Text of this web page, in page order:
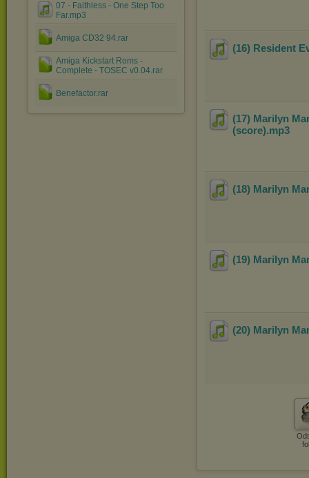
07 - Faithless - One Step Too
Far.mp3
Amiga CD32 94.rar
Amiga Kickstart Roms -
Complete - TOSEC v0.04.rar
Benefactor.rar
(16) Resident
(17) Marilyn
(score).mp3
(18) Marilyn
(19) Marilyn
(20) Marilyn